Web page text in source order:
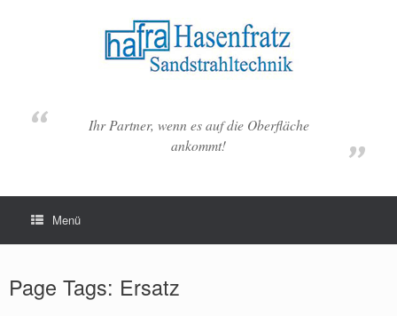
Ihr Partner, wenn es auf die Oberfläche
ankommt!
Menü
Page Tags: Ersatz